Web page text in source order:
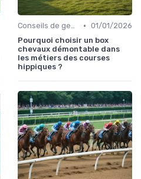
Conseils de gestion d’écurie • 01/01/2026
Pourquoi choisir un box
chevaux démontable dans
les métiers des courses
hippiques ?